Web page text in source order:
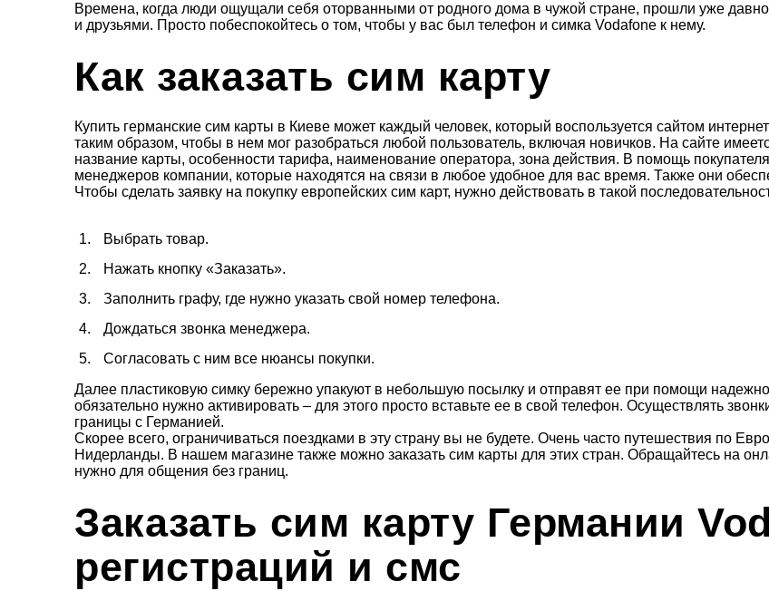
Времена, когда люди ощущали себя оторванными от родного дома в чужой стране, прошли уже
и друзьями. Просто побеспокойтесь о том, чтобы у вас был телефон и симка Vodafone к нему.
Как заказать сим карту
Купить германские сим карты в Киеве может каждый человек, который воспользуется сайтом
таким образом, чтобы в нем мог разобраться любой пользователь, включая новичков. На сайте
название карты, особенности тарифа, наименование оператора, зона действия. В помощь
менеджеров компании, которые находятся на связи в любое удобное для вас время. Также они
Чтобы сделать заявку на покупку европейских сим карт, нужно действовать в такой
Выбрать товар.
Нажать кнопку «Заказать».
Заполнить графу, где нужно указать свой номер телефона.
Дождаться звонка менеджера.
Согласовать с ним все нюансы покупки.
Далее пластиковую симку бережно упакуют в небольшую посылку и отправят ее при помощи
обязательно нужно активировать – для этого просто вставьте ее в свой телефон. Осуществлять
границы с Германией.
Скорее всего, ограничиваться поездками в эту страну вы не будете. Очень часто путешествия по
Нидерланды. В нашем магазине также можно заказать сим карты для этих стран. Обращайтесь на
нужно для общения без границ.
Заказать сим карту Германии
регистраций и смс